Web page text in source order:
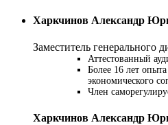
Харкчинов Александр
Заместитель генерального
Аттестованный
Более 16 лет
экономического
Член
Харкчинов Александр